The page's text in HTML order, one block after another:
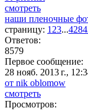
смотреть
наши пленочные
страницу: 1 23...428
Ответов:
8579
Первое сообщение:
28 нояб. 2013 г.,
от nik oblomow
смотреть
Просмотров: